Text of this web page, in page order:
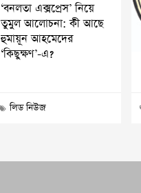
‘বনলতা এক্সপ্রেস’ নিয়ে
তুমুল আলোচনা: কী আছে
হুমায়ূন আহমেদের
‘কিছুক্ষণ’-এ?
লিড নিউজ